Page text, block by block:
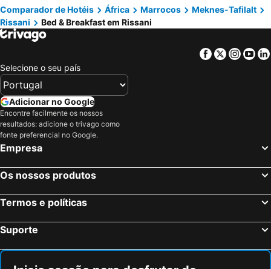
Comparador de Hotéis África Marrocos
Meknes-Tafilalt
Rissani
Bed & Breakfast em Rissani
Facebook
Twitter
Selecione o seu país
Adicionar no Google
Encontre facilmente os nossos
resultados: adicione o trivago como
fonte preferencial no Google.
Empresa
Os nossos produtos
Termos e políticas
Suporte